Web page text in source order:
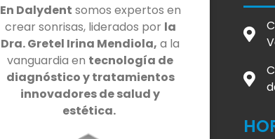
En Dalydent somos expertos en
crear sonrisas, liderados por la
Dra. Gretel Irina Mendiola, a la
vanguardia en tecnología de
diagnóstico y tratamientos
innovadores de salud y
estética.